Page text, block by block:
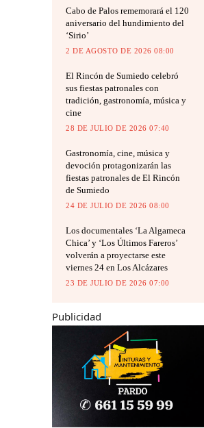
Cabo de Palos rememorará el 120
aniversario del hundimiento del
‘Sirio’
2 DE AGOSTO DE 2026 08:00
El Rincón de Sumiedo celebró
sus fiestas patronales con
tradición, gastronomía, música y
cine
28 DE JULIO DE 2026 07:40
Gastronomía, cine, música y
devoción protagonizarán las
fiestas patronales de El Rincón
de Sumiedo
24 DE JULIO DE 2026 08:00
Los documentales ‘La Algameca
Chica’ y ‘Los Últimos Fareros’
volverán a proyectarse este
viernes 24 en Los Alcázares
23 DE JULIO DE 2026 07:00
Publicidad